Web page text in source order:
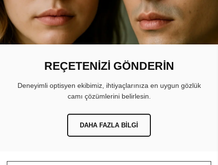
REÇETENİZİ GÖNDERİN
Deneyimli optisyen ekibimiz, ihtiyaçlarınıza en uygun gözlük
camı çözümlerini belirlesin.
DAHA FAZLA BILGI